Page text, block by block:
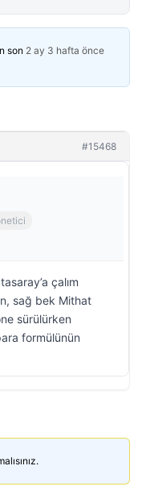
son 2 ay 3 hafta önce
#15468
çalım
sağ bek Mithat
sürülürken
formülünün